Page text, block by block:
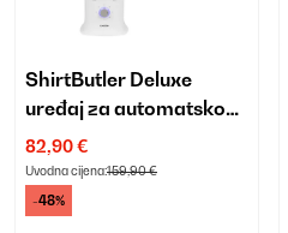
ShirtButler Deluxe
uređaj za automatsko
sušenje i glačanje
82,90 €
Uvodna cijena:159,90 €
-48%